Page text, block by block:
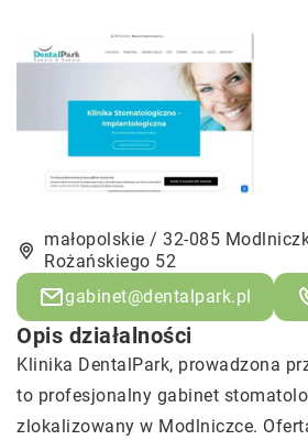
małopolskie / 32-085
Rożańskiego 52
gabinet@dentalpark.pl
Opis działalności
Klinika DentalPark, prowadzona
to profesjonalny gabinet
zlokalizowany w Modlniczce.